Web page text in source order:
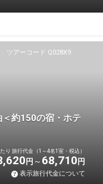
ツアーコード Q028X9
約150の宿・ホテ
り 旅行代金（1～4名1室・税込）
円 68,710 円
表示旅行代金について